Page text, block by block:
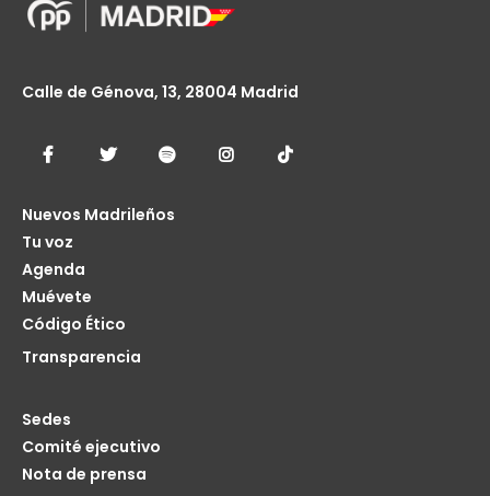
Calle de Génova, 13, 28004 Madrid
Nuevos Madrileños
Tu voz
Agenda
Muévete
Código Ético
Transparencia
Sedes
Comité ejecutivo
Nota de prensa